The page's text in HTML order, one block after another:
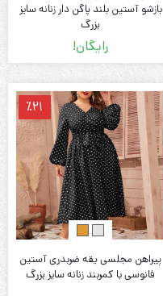
بازشو آستین بلند پاگن دار زنانه سایز
بزرگ
رایگان!
٪21
پیراهن مجلسی یقه ضربدری آستین
فانوسی با کمربند زنانه سایز بزرگ